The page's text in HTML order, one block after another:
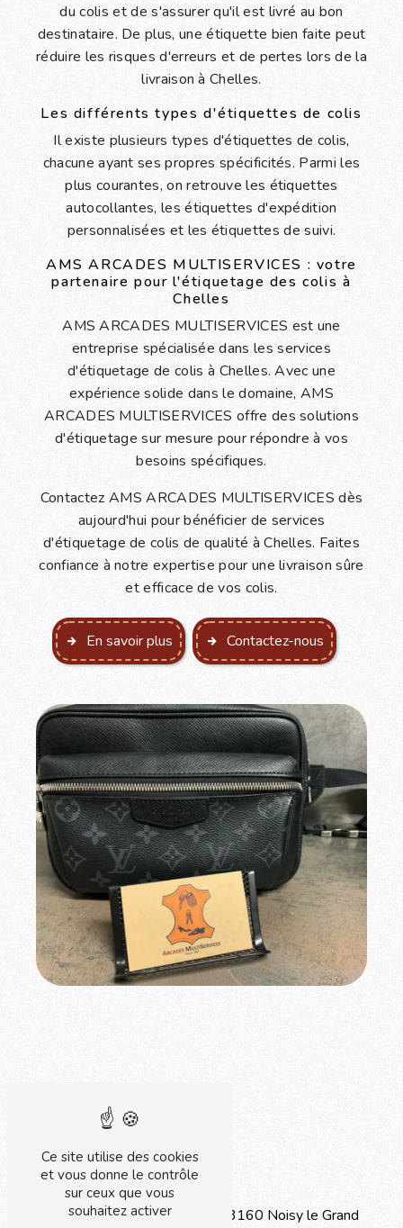
du colis et de s'assurer qu'il est livré au bon
destinataire. De plus, une étiquette bien faite peut
réduire les risques d'erreurs et de pertes lors de la
livraison à Chelles.
Les différents types d'étiquettes de colis
Il existe plusieurs types d'étiquettes de colis,
chacune ayant ses propres spécificités. Parmi les
plus courantes, on retrouve les étiquettes
autocollantes, les étiquettes d'expédition
personnalisées et les étiquettes de suivi.
AMS ARCADES MULTISERVICES : votre
partenaire pour l'étiquetage des colis à
Chelles
AMS ARCADES MULTISERVICES est une
entreprise spécialisée dans les services
d'étiquetage de colis à Chelles. Avec une
expérience solide dans le domaine, AMS
ARCADES MULTISERVICES offre des solutions
d'étiquetage sur mesure pour répondre à vos
besoins spécifiques.
Contactez AMS ARCADES MULTISERVICES dès
aujourd'hui pour bénéficier de services
d'étiquetage de colis de qualité à Chelles. Faites
confiance à notre expertise pour une livraison sûre
et efficace de vos colis.
En savoir plus Contactez-nous
Adresse
Centre commercial Arcades
93160 Noisy le Grand
Ce site utilise des cookies
et vous donne le contrôle
sur ceux que vous
souhaitez activer